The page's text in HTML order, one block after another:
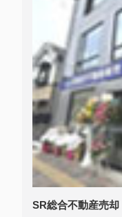
SR総合不動産売却